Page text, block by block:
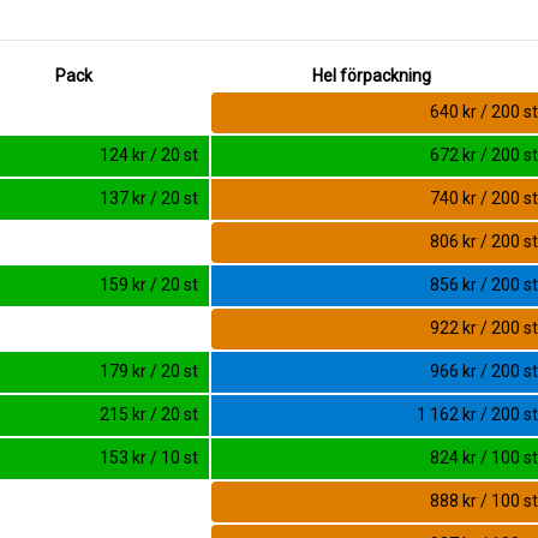
Pack
Hel förpackning
640 kr / 200 st
124 kr / 20 st 672 kr / 200 st
137 kr / 20 st 740 kr / 200 st
806 kr / 200 st
159 kr / 20 st 856 kr / 200 st
922 kr / 200 st
179 kr / 20 st 966 kr / 200 st
215 kr / 20 st 1 162 kr / 200 st
153 kr / 10 st 824 kr / 100 st
888 kr / 100 st